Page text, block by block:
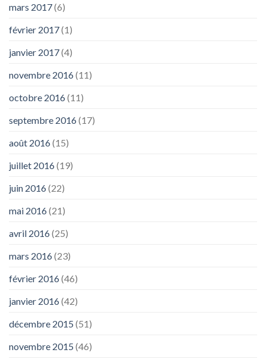
mars 2017(6)
février 2017(1)
janvier 2017(4)
novembre 2016(11)
octobre 2016(11)
septembre 2016(17)
août 2016(15)
juillet 2016(19)
juin 2016(22)
mai 2016(21)
avril 2016(25)
mars 2016(23)
février 2016(46)
janvier 2016(42)
décembre 2015 (51)
novembre 2015 (46)